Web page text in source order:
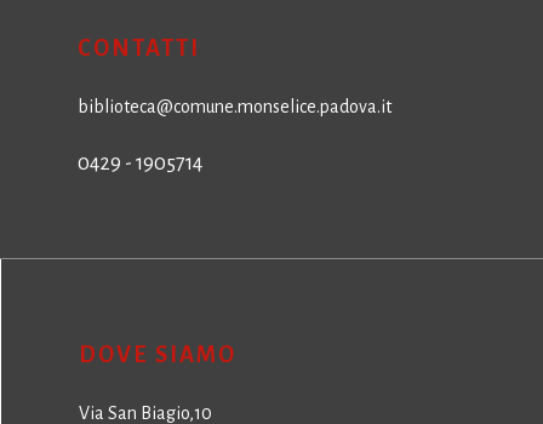
CONTATTI
biblioteca@comune.monselice.padova.it
0429 - 1905714
DOVE SIAMO
Via San Biagio,10